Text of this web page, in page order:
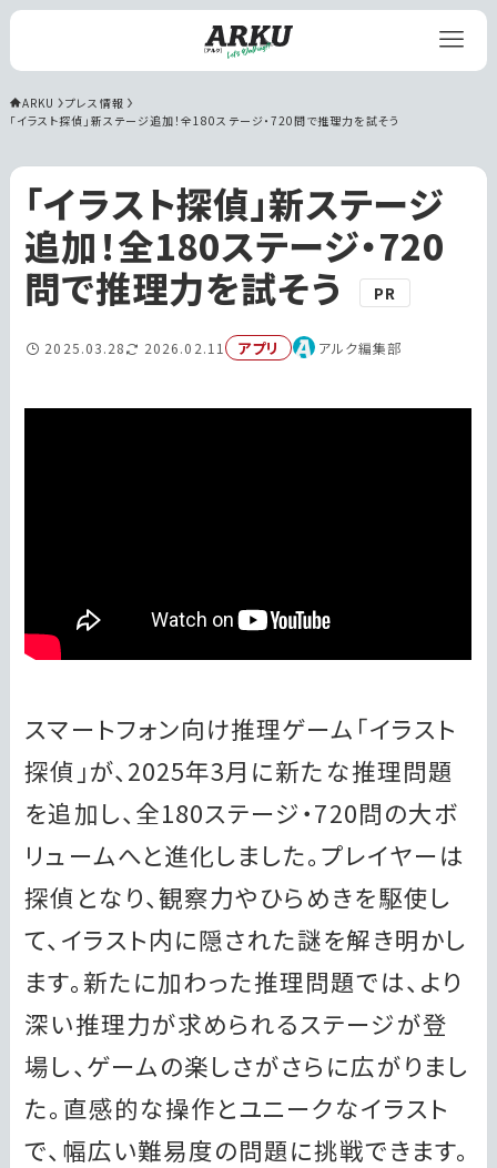
ARKU
プレス情報
「イラスト探偵」新ステージ追加！全180ステージ・720問で推理力を試そう
「イラスト探偵」新ステージ
追加！全180ステージ・720
問で推理力を試そう
PR
アプリ
2025.03.28 2026.02.11 アルク編集部
スマートフォン向け推理ゲーム「イラスト
探偵」が、2025年3月に新たな推理問題
を追加し、全180ステージ・720問の大ボ
リュームへと進化しました。プレイヤーは
探偵となり、観察力やひらめきを駆使し
て、イラスト内に隠された謎を解き明かし
ます。新たに加わった推理問題では、より
深い推理力が求められるステージが登
場し、ゲームの楽しさがさらに広がりまし
た。直感的な操作とユニークなイラスト
で、幅広い難易度の問題に挑戦できます。